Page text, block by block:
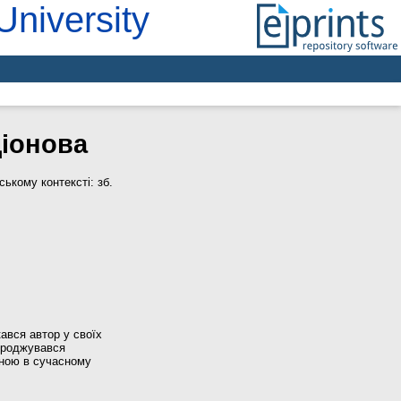
контексті: зб.
автор у своїх
в сучасному